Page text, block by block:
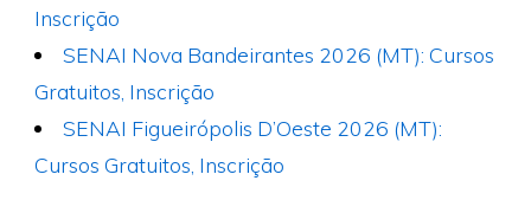
Inscrição
SENAI Nova Bandeirantes 2026 (MT): Cursos
Gratuitos, Inscrição
SENAI Figueirópolis D’Oeste 2026 (MT):
Cursos Gratuitos, Inscrição